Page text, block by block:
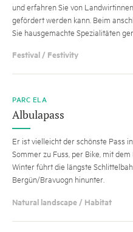
und erfahren Sie von
gefördert werden kann. Beim
Sie hausgemachte Spezialitäten
Festival / Festivity
PARC ELA
Albulapass
Er ist vielleicht der schönste Pass
Sommer zu Fuss, per Bike, mit
Winter führt die längste
Bergün/Bravuogn hinunter.
Natural landscape / Habitat